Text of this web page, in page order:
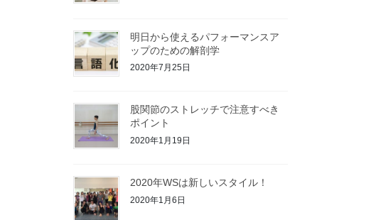
明日から使えるパフォーマンスア
ップのための解剖学
2020年7月25日
股関節のストレッチで注意すべき
ポイント
2020年1月19日
2020年WSは新しいスタイル！
2020年1月6日